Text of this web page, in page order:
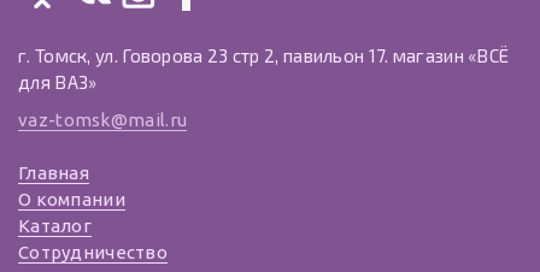
г. Томск, ул. Говорова 23 стр 2, павильон 17. магазин «ВСЁ
для ВАЗ»
vaz-tomsk@mail.ru
Главная
О компании
Каталог
Сотрудничество